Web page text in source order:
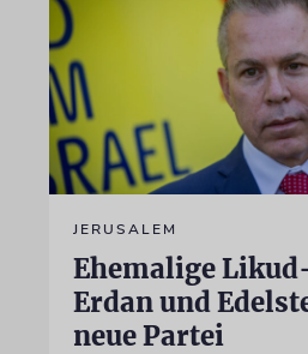
JERUSALEM
Ehemalige
Erdan und
neue Partei